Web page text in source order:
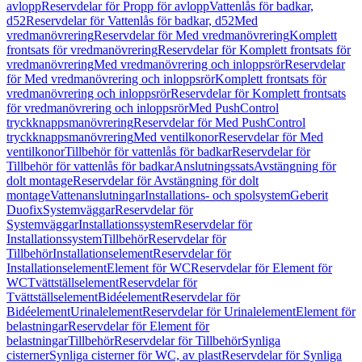
avloppReservdelar för Propp för avloppVattenlås för badkar,
d52Reservdelar för Vattenlås för badkar, d52Med
vredmanövreringReservdelar för Med vredmanövreringKomplett
frontsats för vredmanövreringReservdelar för Komplett frontsats för
vredmanövreringMed vredmanövrering och inloppsrörReservdelar
för Med vredmanövrering och inloppsrörKomplett frontsats för
vredmanövrering och inloppsrörReservdelar för Komplett frontsats
för vredmanövrering och inloppsrörMed PushControl
tryckknappsmanövreringReservdelar för Med PushControl
tryckknappsmanövreringMed ventilkonorReservdelar för Med
ventilkonorTillbehör för vattenlås för badkarReservdelar för
Tillbehör för vattenlås för badkarAnslutningssatsAvstängning för
dolt montageReservdelar för Avstängning för dolt
montageVattenanslutningarInstallations- och spolsystemGeberit
DuofixSystemväggarReservdelar för
SystemväggarInstallationssystemReservdelar för
InstallationssystemTillbehörReservdelar för
TillbehörInstallationselementReservdelar för
InstallationselementElement för WCReservdelar för Element för
WCTvättställselementReservdelar för
TvättställselementBidéelementReservdelar för
BidéelementUrinalelementReservdelar för UrinalelementElement för
belastningarReservdelar för Element för
belastningarTillbehörReservdelar för TillbehörSynliga
cisternerSynliga cisterner för WC, av plastReservdelar för Synliga